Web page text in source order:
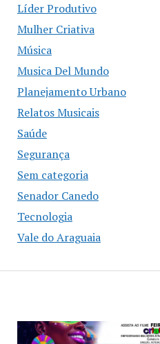
Líder Produtivo
Mulher Criativa
Música
Musica Del Mundo
Planejamento Urbano
Relatos Musicais
Saúde
Segurança
Sem categoria
Senador Canedo
Tecnologia
Vale do Araguaia